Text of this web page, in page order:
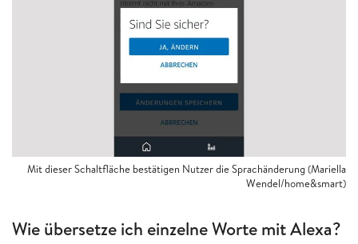
Mit dieser Schaltfläche bestätigen Nutzer die Sprachänderung (Mariella
Wendel/home&smart)
Wie übersetze ich einzelne Worte mit Alexa?